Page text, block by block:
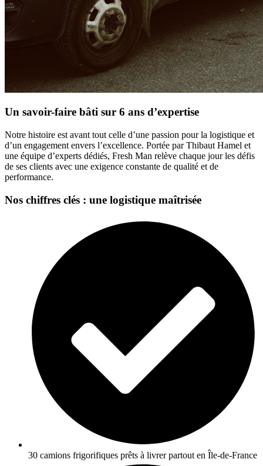
Un savoir-faire bâti sur 6 ans d’expertise
Notre histoire est avant tout celle d’une passion pour la logistique et
d’un engagement envers l’excellence. Portée par Thibaut Hamel et
une équipe d’experts dédiés, Fresh Man relève chaque jour les défis
de ses clients avec une exigence constante de qualité et de
performance.
Nos chiffres clés : une logistique maîtrisée
30 camions frigorifiques prêts à livrer partout en Île-de-France